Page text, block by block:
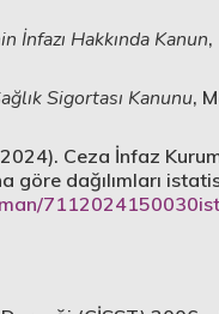
İnfazı Hakkında Kanun,
Sigortası Kanunu,
Ceza İnfaz
göre dağılımları